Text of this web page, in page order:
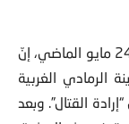
الرمادي الغربية
القتال”. وبعد
في شمال شرق